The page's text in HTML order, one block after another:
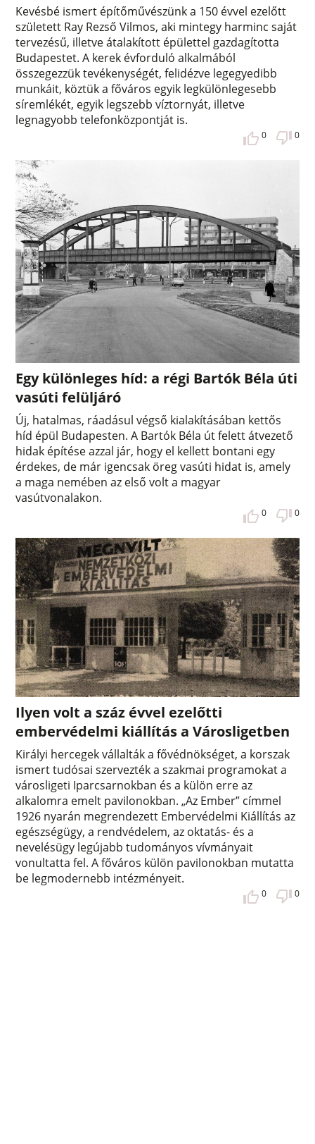
Kevésbé ismert építőművészünk a 150 évvel ezelőtt
született Ray Rezső Vilmos, aki mintegy harminc saját
tervezésű, illetve átalakított épülettel gazdagította
Budapestet. A kerek évforduló alkalmából
összegezzük tevékenységét, felidézve legegyedibb
munkáit, köztük a főváros egyik legkülönlegesebb
síremlékét, egyik legszebb víztornyát, illetve
legnagyobb telefonközpontját is.
0 0
Egy különleges híd: a régi Bartók Béla úti
vasúti felüljáró
Új, hatalmas, ráadásul végső kialakításában kettős
híd épül Budapesten. A Bartók Béla út felett átvezető
hidak építése azzal jár, hogy el kellett bontani egy
érdekes, de már igencsak öreg vasúti hidat is, amely
a maga nemében az első volt a magyar
vasútvonalakon.
0 0
Ilyen volt a száz évvel ezelőtti
embervédelmi kiállítás a Városligetben
Királyi hercegek vállalták a fővédnökséget, a korszak
ismert tudósai szervezték a szakmai programokat a
városligeti Iparcsarnokban és a külön erre az
alkalomra emelt pavilonokban. „Az Ember” címmel
1926 nyarán megrendezett Embervédelmi Kiállítás az
egészségügy, a rendvédelem, az oktatás- és a
nevelésügy legújabb tudományos vívmányait
vonultatta fel. A főváros külön pavilonokban mutatta
be legmodernebb intézményeit.
0 0